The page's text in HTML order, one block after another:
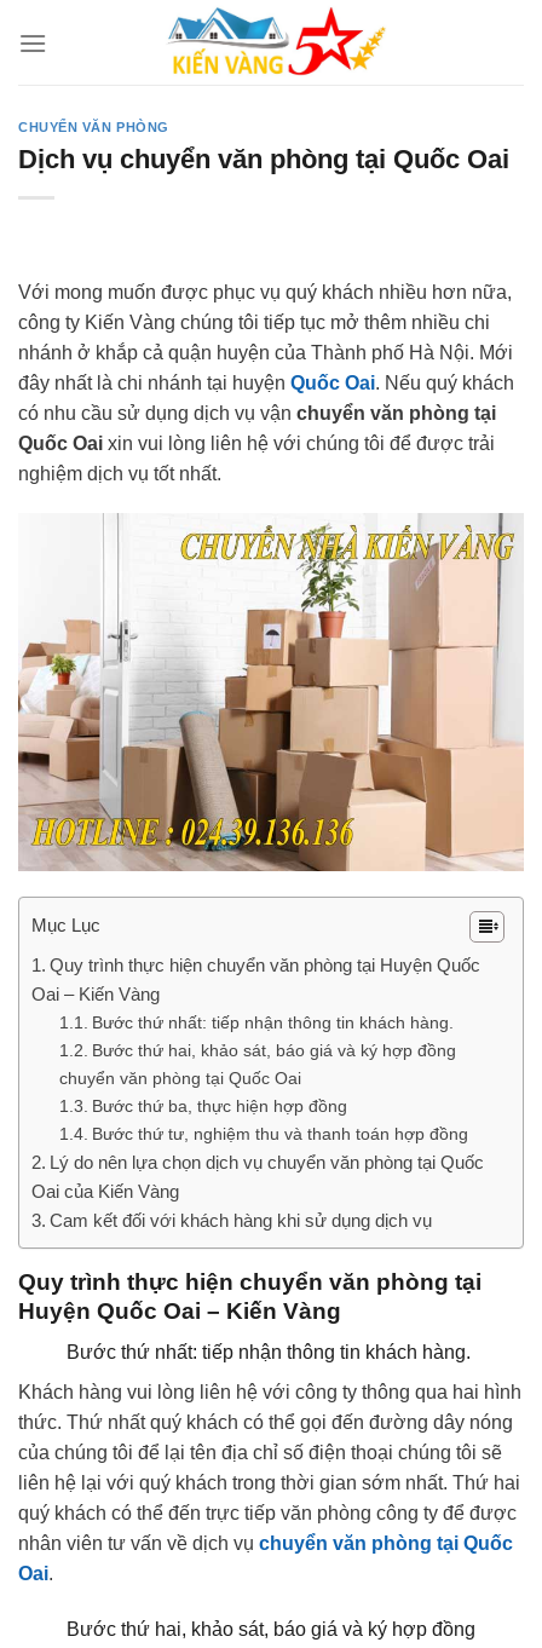
CHUYỂN VĂN PHÒNG
Dịch vụ chuyển văn phòng tại Quốc Oai
Với mong muốn được phục vụ quý khách nhiều hơn nữa,
công ty Kiến Vàng chúng tôi tiếp tục mở thêm nhiều chi
nhánh ở khắp cả quận huyện của Thành phố Hà Nội. Mới
đây nhất là chi nhánh tại huyện Quốc Oai. Nếu quý khách
có nhu cầu sử dụng dịch vụ vận chuyển văn phòng tại
Quốc Oai xin vui lòng liên hệ với chúng tôi để được trải
nghiệm dịch vụ tốt nhất.
Mục Lục
Quy trình thực hiện chuyển văn phòng tại Huyện Quốc
Oai – Kiến Vàng
Bước thứ nhất: tiếp nhận thông tin khách hàng.
Bước thứ hai, khảo sát, báo giá và ký hợp đồng
chuyển văn phòng tại Quốc Oai
Bước thứ ba, thực hiện hợp đồng
Bước thứ tư, nghiệm thu và thanh toán hợp đồng
Lý do nên lựa chọn dịch vụ chuyển văn phòng tại Quốc
Oai của Kiến Vàng
Cam kết đối với khách hàng khi sử dụng dịch vụ
Quy trình thực hiện chuyển văn phòng tại
Huyện Quốc Oai – Kiến Vàng
Bước thứ nhất: tiếp nhận thông tin khách hàng.
Khách hàng vui lòng liên hệ với công ty thông qua hai hình
thức. Thứ nhất quý khách có thể gọi đến đường dây nóng
của chúng tôi để lại tên địa chỉ số điện thoại chúng tôi sẽ
liên hệ lại với quý khách trong thời gian sớm nhất. Thứ hai
quý khách có thể đến trực tiếp văn phòng công ty để được
nhân viên tư vấn về dịch vụ chuyển văn phòng tại Quốc
Oai.
Bước thứ hai, khảo sát, báo giá và ký hợp đồng